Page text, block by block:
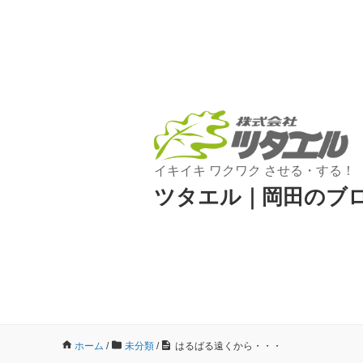
イキイキ ワクワク させる・する！
ツタエル｜岡田のブ
ホーム / 未分類 / はるばる遠くから・・・